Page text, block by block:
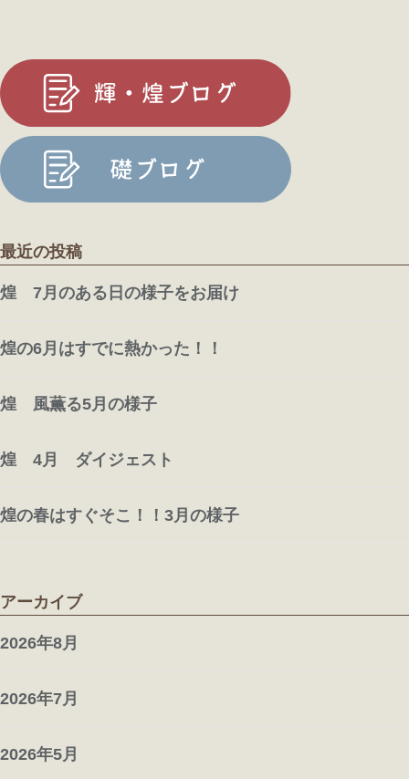
最近の投稿
煌 7月のある日の様子をお届け
煌の6月はすでに熱かった！！
煌 風薫る5月の様子
煌 4月 ダイジェスト
煌の春はすぐそこ！！3月の様子
アーカイブ
2026年8月
2026年7月
2026年5月